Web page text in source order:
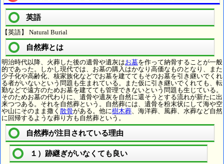
英語
【英語】 Natural Burial
自然葬とは
明治時代以降、火葬した後の遺骨や遺灰はお墓を作って納骨することが一般
的であった。しかし現代では、お墓の購入はかなり高価なものとなり、また
少子化や高齢化、核家族化などでお墓を建ててもそのお墓を引き継いでくれ
る者がいないという問題も生まれている。また仮に引き継いでくれても、転
勤などで遠方のためお墓を建てても管理できないという問題も生じている。
そのためお墓の代わりに、遺骨や遺灰を自然に還そうとする流れが新たに出
来つつある。それを自然葬という。自然葬には、遺骨を粉末状にして海や空
や山にそのまま撒く 散骨がある。他に樹木葬、海洋葬、風葬、水葬など自然
に回帰するような葬り方も自然葬という。
自然葬が注目されている理由
１）跡継ぎがいなくても良い